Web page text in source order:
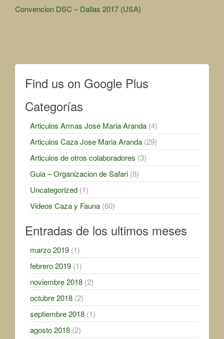
Other
Convencion DSC – Dallas 2017 (USA)
Find us on Google Plus
Categorías
Articulos Armas Jose Maria Aranda (4)
Articulos Caza Jose Maria Aranda (29)
Articulos de otros colaboradores (3)
Guia – Organizacion de Safari (8)
Uncategorized (1)
Videos Caza y Fauna (60)
Entradas de los ultimos meses
marzo 2019 (1)
febrero 2019 (1)
noviembre 2018 (2)
octubre 2018 (2)
septiembre 2018 (1)
agosto 2018 (2)